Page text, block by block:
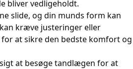
bliver vedligeholdt.
slide, og din munds form kan
kræve justeringer eller
at sikre den bedste komfort og
at besøge tandlægen for at